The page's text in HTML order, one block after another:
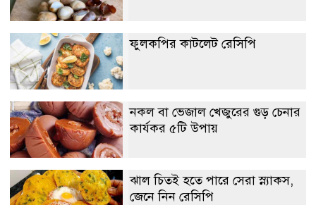
ফুলকপির কাটলেট রেসিপি
নকল বা ভেজাল খেজুরের গুড় চেনার
কার্যকর ৫টি উপায়
ঝাল চিতই হতে পারে সেরা স্ন্যাকস,
জেনে নিন রেসিপি